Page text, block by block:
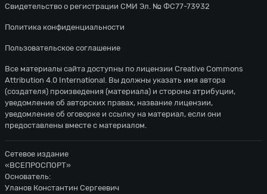
Свидетельство о регистрации СМИ Эл. № ФС77-73932
Политика конфиденциальности
Пользовательское соглашение
Все материалы сайта доступны по лицензии Creative Commons
Attribution 4.0 International. Вы должны указать имя автора
(создателя) произведения (материала) и стороны атрибуции,
уведомление об авторских правах, название лицензии,
уведомление об оговорке и ссылку на материал, если они
предоставлены вместе с материалом.
Сетевое издание
«ВСЕПРОСПОРТ»
Основатель:
Уланов Константин Сергеевич